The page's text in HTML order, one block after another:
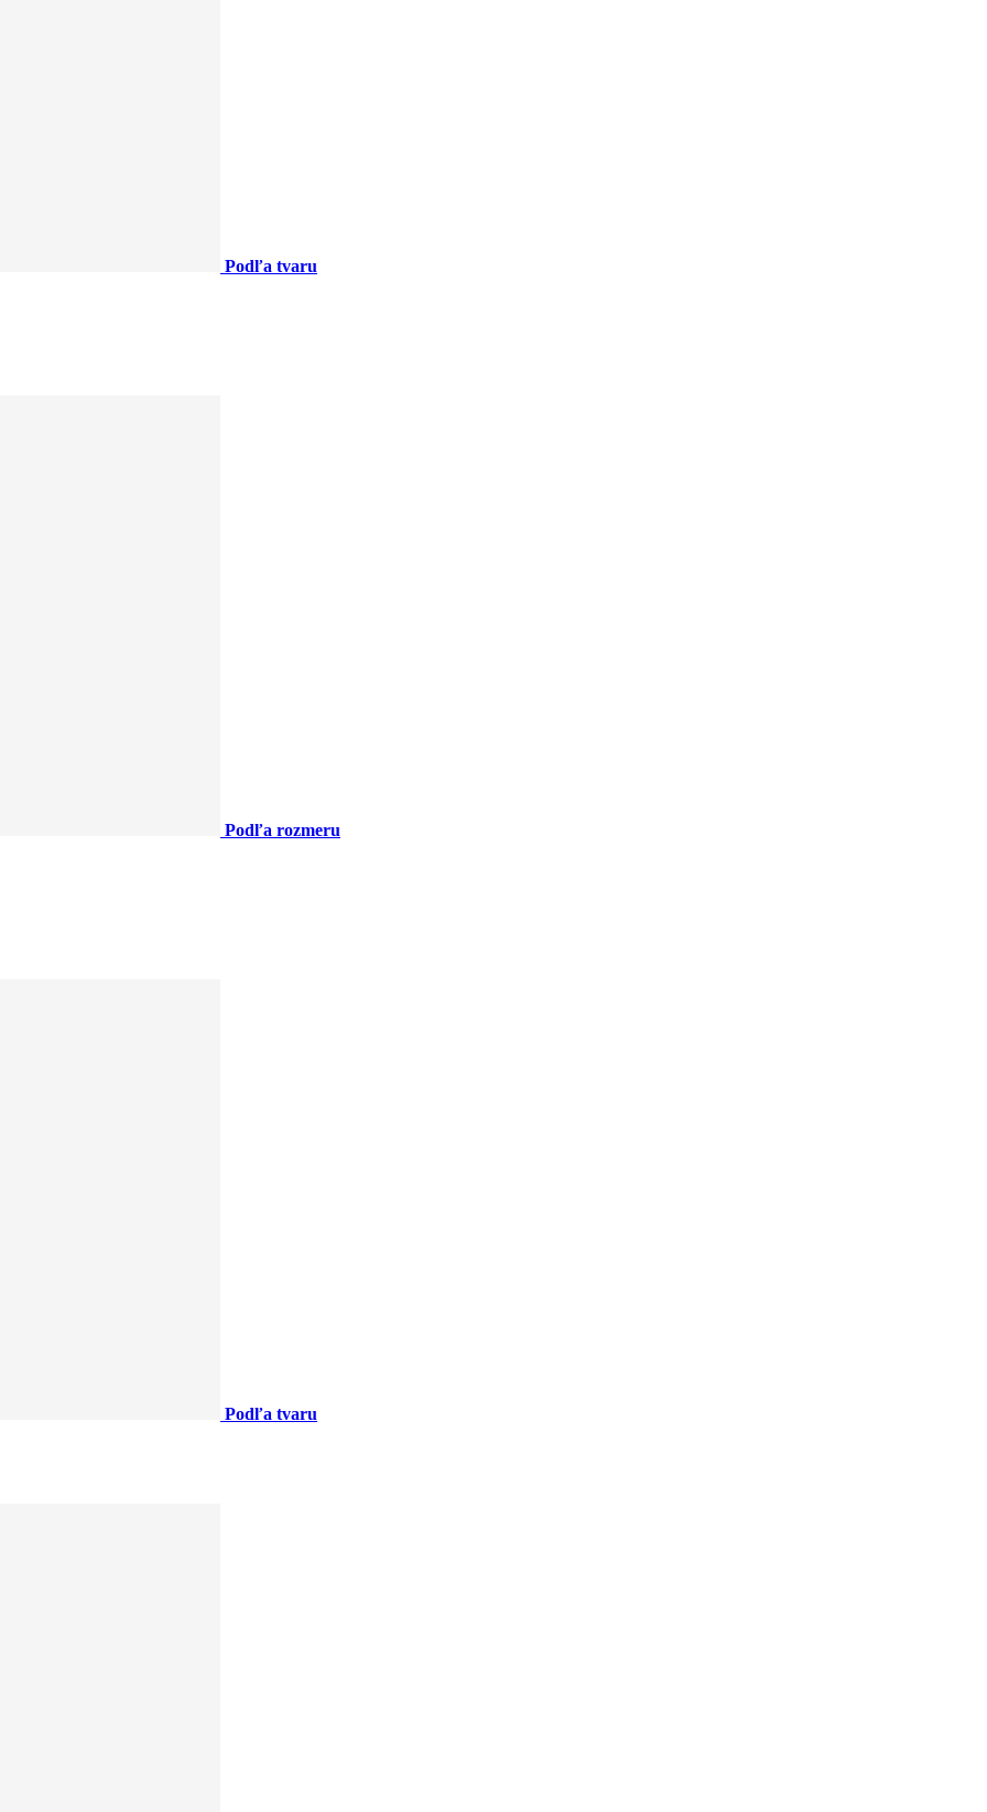
Podľa tvaru
Podľa rozmeru
Podľa tvaru